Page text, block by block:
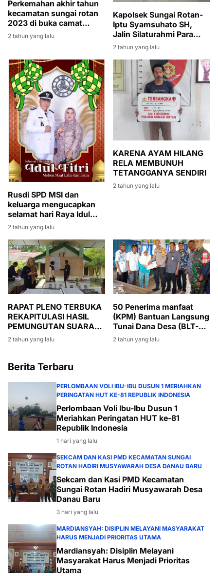
Perkemahan akhir tahun
kecamatan sungai rotan
2023 di buka camat
sungai rotan
2 tahun yang lalu
Kapolsek Sungai Rotan-
Iptu Syamsuhato SH,
Jalin Silaturahmi Para
Calon Kepala Desa' Suka
2 tahun yang lalu
Rusdi SPD MSI dan
keluarga mengucapkan
selamat hari Raya Idul
Fitri 1 Syawal 1445
Hijriyah tahun 2024
2 tahun yang lalu
KARENA AYAM HILANG
RELA MEMBUNUH
TETANGGANYA SENDIRI
2 tahun yang lalu
RAPAT PLENO TERBUKA
REKAPITULASI HASIL
PEMUNGUTAN SUARA
PEMILU 2024 DI
KECAMATAN SUNGAI
2 tahun yang lalu
50 Penerima manfaat
(KPM) Bantuan Langsung
Tunai Dana Desa (BLT-
DD)' Tanding Marga
2 tahun yang lalu
Berita Terbaru
PERLOMBAAN VOLI IBU-IBU DUSUN 1 MERIAHKAN
PERINGATAN HUT KE-81 REPUBLIK INDONESIA
Perlombaan Voli Ibu-Ibu Dusun 1
Meriahkan Peringatan HUT ke-81
Republik Indonesia
1 hari yang lalu
SEKCAM DAN KASI PMD KECAMATAN SUNGAI
ROTAN HADIRI MUSYAWARAH DESA DANAU BARU
Sekcam dan Kasi PMD Kecamatan
Sungai Rotan Hadiri Musyawarah Desa
Danau Baru
3 hari yang lalu
MARDIANSYAH: DISIPLIN MELAYANI MASYARAKAT
HARUS MENJADI PRIORITAS UTAMA
Mardiansyah: Disiplin Melayani
Masyarakat Harus Menjadi Prioritas
Utama